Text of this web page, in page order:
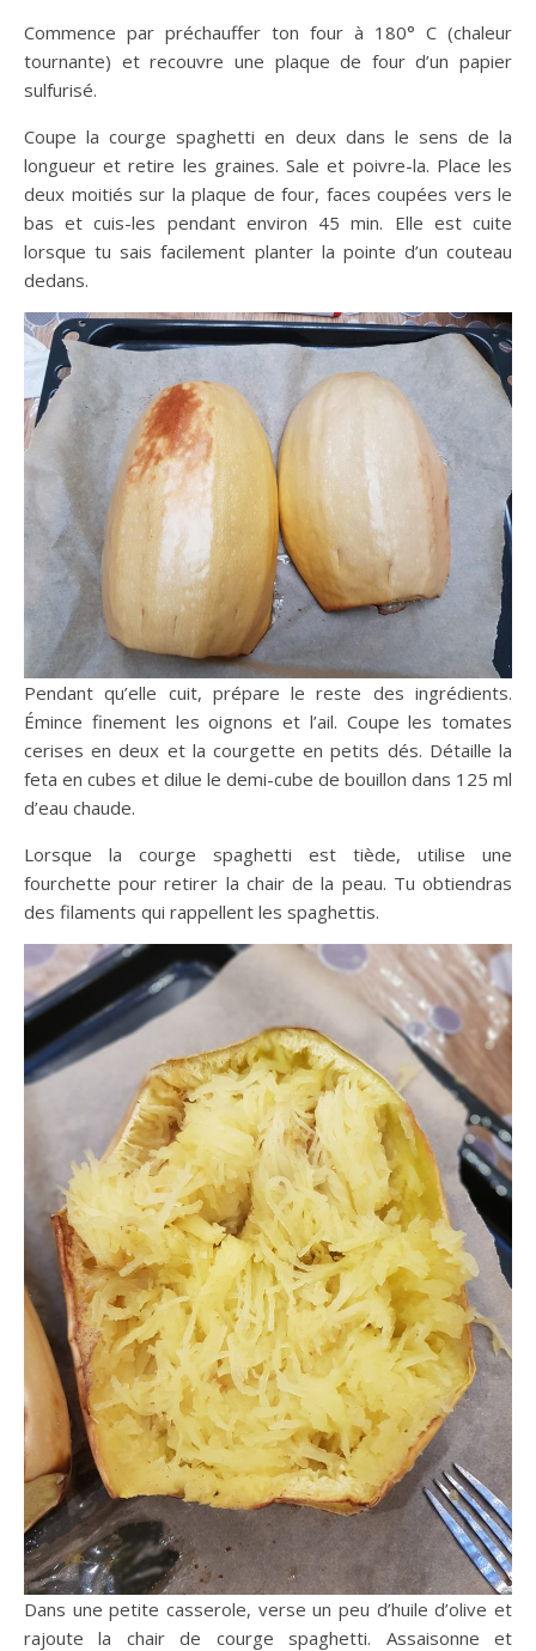
Commence par préchauffer ton four à 180° C (chaleur
tournante) et recouvre une plaque de four d’un papier
sulfurisé.
Coupe la courge spaghetti en deux dans le sens de la
longueur et retire les graines. Sale et poivre-la. Place les
deux moitiés sur la plaque de four, faces coupées vers le
bas et cuis-les pendant environ 45 min. Elle est cuite
lorsque tu sais facilement planter la pointe d’un couteau
dedans.
Pendant qu’elle cuit, prépare le reste des ingrédients.
Émince finement les oignons et l’ail. Coupe les tomates
cerises en deux et la courgette en petits dés. Détaille la
feta en cubes et dilue le demi-cube de bouillon dans 125 ml
d’eau chaude.
Lorsque la courge spaghetti est tiède, utilise une
fourchette pour retirer la chair de la peau. Tu obtiendras
des filaments qui rappellent les spaghettis.
Dans une petite casserole, verse un peu d’huile d’olive et
rajoute la chair de courge spaghetti. Assaisonne et